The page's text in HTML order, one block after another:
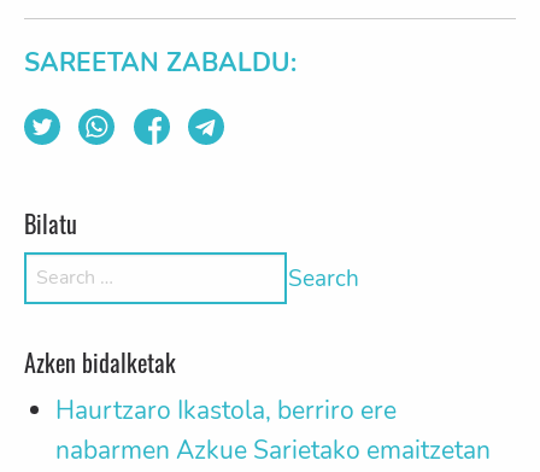
SAREETAN ZABALDU:
Bilatu
Search for:
Azken bidalketak
Haurtzaro Ikastola, berriro ere
nabarmen Azkue Sarietako emaitzetan